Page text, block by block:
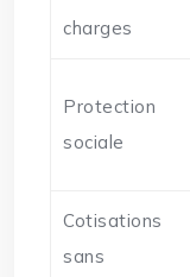
charges
Protection
sociale
Cotisations
sans